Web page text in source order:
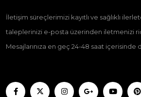
İletişim süreçlerimizi kayıtlı ve sağlıklı
taleplerinizi e-posta üzerinden iletmenizi
Mesajlarınıza en geç 24-48 saat içerisinde